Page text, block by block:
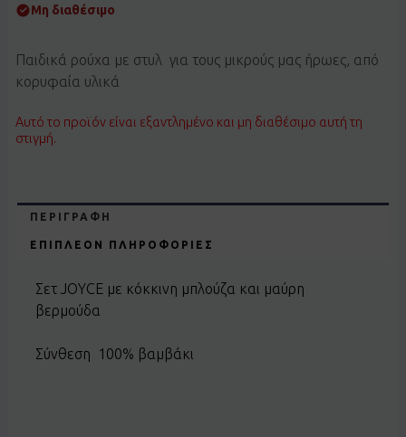
Μη διαθέσιμο
Παιδικά ρούχα με στυλ για τους μικρούς μας ήρωες, από
κορυφαία υλικά
Αυτό το προϊόν είναι εξαντλημένο και μη διαθέσιμο αυτή τη
στιγμή.
ΠΕΡΙΓΡΑΦΉ
ΕΠΙΠΛΈΟΝ ΠΛΗΡΟΦΟΡΊΕΣ
Σετ JOYCE με κόκκινη μπλούζα και μαύρη
βερμούδα
Σύνθεση 100% βαμβάκι